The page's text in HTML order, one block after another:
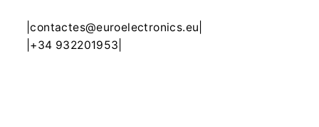
|contactes@euroelectronics.eu|
|+34 932201953|